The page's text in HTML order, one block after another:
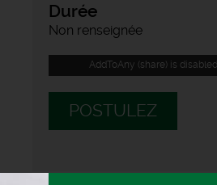
Durée
Non renseignée
AddToAny (share) is disabled.
POSTULEZ